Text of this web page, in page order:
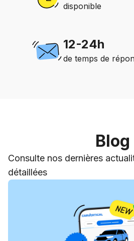
disponible
12-24h
de temps de
Blog
Consulte nos dernières
détaillées